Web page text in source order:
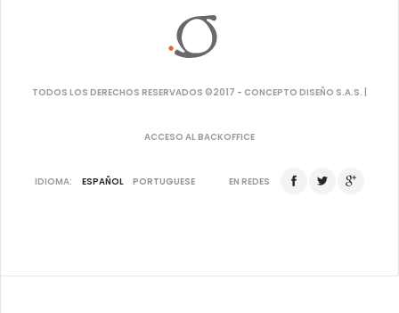
TODOS LOS DERECHOS RESERVADOS ©2017 - CONCEPTO DISEÑO S.A.S. |
ACCESO AL BACKOFFICE
IDIOMA: ESPAÑOL PORTUGUESE EN REDES